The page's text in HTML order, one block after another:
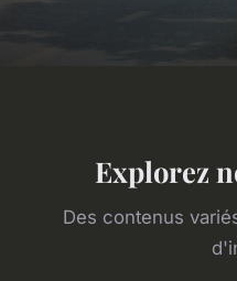
Explorez
Des contenus